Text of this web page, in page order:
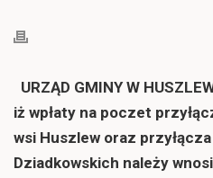
URZĄD GMINY W
iż wpłaty na poczet
wsi Huszlew oraz
Dziadkowskich należy